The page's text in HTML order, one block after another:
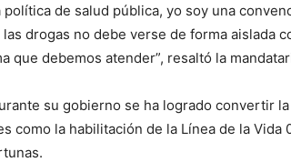
de salud pública, yo soy una
drogas no debe verse de forma aislada
que debemos atender”, resaltó la
su gobierno se ha logrado convertir
como la habilitación de la Línea de la Vida